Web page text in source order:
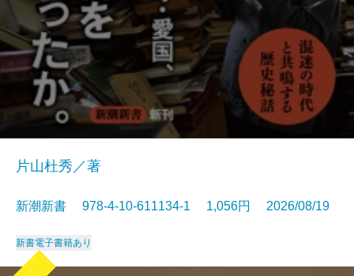
片山杜秀／著
新潮新書 978-4-10-611134-1 1,056円 2026/08/19
新書電子書籍あり